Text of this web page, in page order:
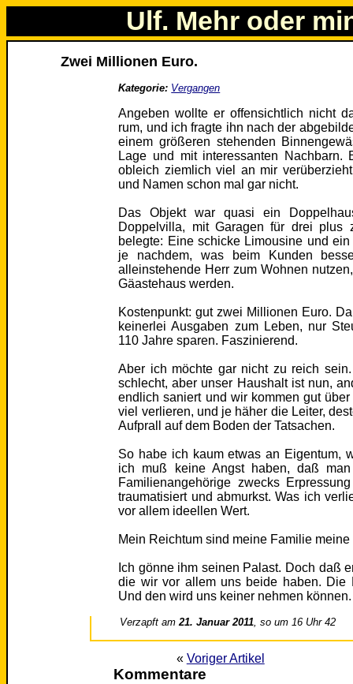
Ulf. Mehr oder
Zwei Millionen Euro.
Kategorie: Vergangen
Angeben wollte er offensichtlich nicht
rum, und ich fragte ihn nach der
einem größeren stehenden
Lage und mit interessanten
obleich ziemlich viel an mir
und Namen schon mal gar nicht.
Das Objekt war quasi ein
Doppelvilla, mit Garagen für drei plus
belegte: Eine schicke Limousine und
je nachdem, was beim Kunden
alleinstehende Herr zum Wohnen
Gäastehaus werden.
Kostenpunkt: gut zwei Millionen Euro.
keinerlei Ausgaben zum Leben, nur
110 Jahre sparen. Faszinierend.
Aber ich möchte gar nicht zu reich
schlecht, aber unser Haushalt ist nun,
endlich saniert und wir kommen gut
viel verlieren, und je häher die Leiter,
Aufprall auf dem Boden der Tatsachen.
So habe ich kaum etwas an Eigentum,
ich muß keine Angst haben, daß
Familienangehörige zwecks
traumatisiert und abmurkst. Was ich
vor allem ideellen Wert.
Mein Reichtum sind meine Familie
Ich gönne ihm seinen Palast. Doch daß
die wir vor allem uns beide haben. Die
Und den wird uns keiner nehmen können.
Verzapft am21. Januar 2011, so um 16 Uhr 42
« Voriger Artikel
Kommentare